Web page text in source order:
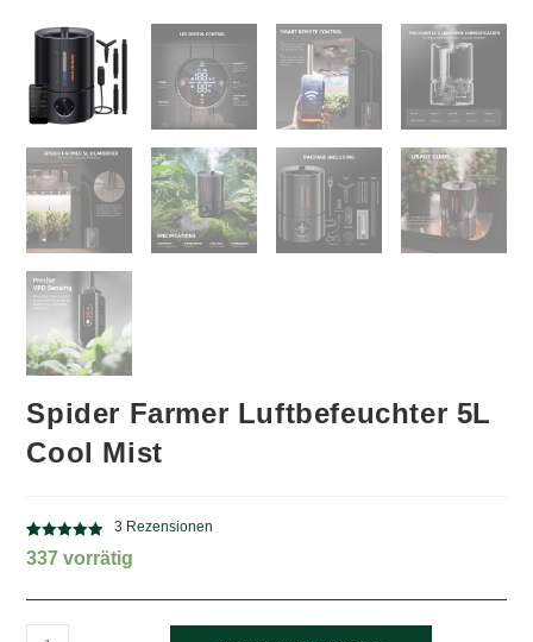
Spider Farmer Luftbefeuchter 5L
Cool Mist
Bewertet mit
3
3 Rezensionen
337 vorrätig
Spider